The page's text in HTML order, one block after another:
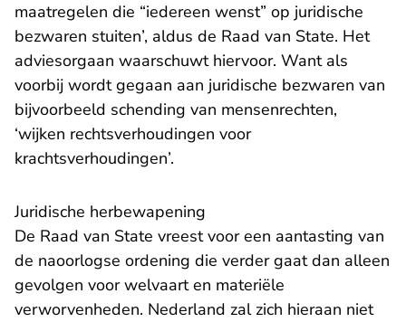
maatregelen die “iedereen wenst” op juridische
bezwaren stuiten’, aldus de Raad van State. Het
adviesorgaan waarschuwt hiervoor. Want als
voorbij wordt gegaan aan juridische bezwaren van
bijvoorbeeld schending van mensenrechten,
‘wijken rechtsverhoudingen voor
krachtsverhoudingen’.
Juridische herbewapening
De Raad van State vreest voor een aantasting van
de naoorlogse ordening die verder gaat dan alleen
gevolgen voor welvaart en materiële
verworvenheden. Nederland zal zich hieraan niet